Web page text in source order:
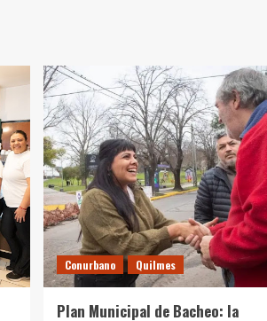
Conurbano Quilmes
Plan Municipal de Bacheo: la